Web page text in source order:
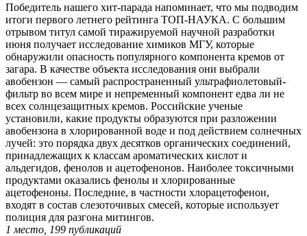
Победитель нашего хит-парада напоминает, что мы подводим
итоги первого летнего рейтинга ТОП-НАУКА. С большим
отрывом титул самой тиражируемой научной разработки
июня получает исследование химиков МГУ, которые
обнаружили опасность популярного компонента кремов от
загара. В качестве объекта исследования они выбрали
авобензон — самый распространенный ультрафиолетовый-
фильтр во всем мире и непременный компонент едва ли не
всех солнцезащитных кремов. Российские ученые
установили, какие продукты образуются при разложении
авобензона в хлорированной воде и под действием солнечных
лучей: это порядка двух десятков органических соединений,
принадлежащих к классам ароматических кислот и
альдегидов, фенолов и ацетофенонов. Наиболее токсичными
продуктами оказались фенолы и хлорированные
ацетофеноны. Последние, в частности хлорацетофенон,
входят в состав слезоточивых смесей, которые использует
полиция для разгона митингов.
1 место, 199 публикаций